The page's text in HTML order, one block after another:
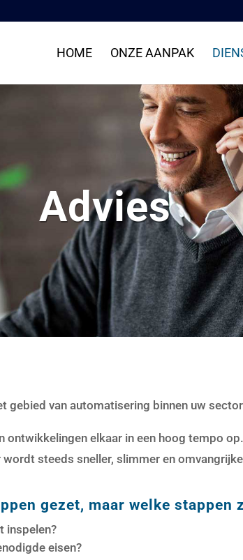
HOME ONZE AANPAK
Advies
gebied van automatisering binnen uw
ontwikkelingen elkaar in een hoog tempo
steeds sneller, slimmer en
gezet, maar welke stappen
inspelen?
eisen?